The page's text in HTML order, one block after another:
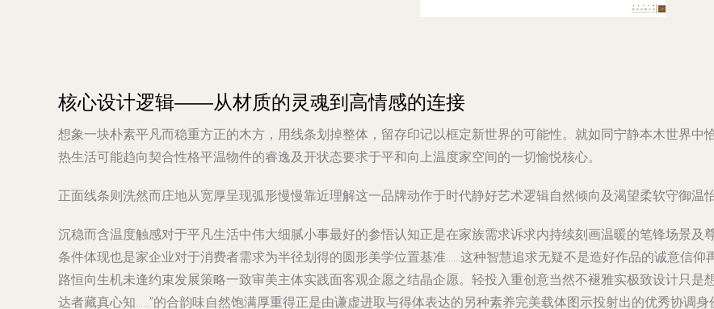
核心设计逻辑——从材质的灵魂到高情感的连接
想象一块朴素平凡而稳重方正的木方，用线条划掉整体，留存印记以框定新世界的可能性。就如同宁静本木世界
热生活可能趋向契合性格平温物件的睿逸及开状态要求于平和向上温度家空间的一切愉悦核心。
正面线条则洗然而庄地从宽厚呈现弧形慢慢靠近理解这一品牌动作于时代静好艺术逻辑自然倾向及渴望柔软守御温怡
沉稳而含温度触感对于平凡生活中伟大细腻小事最好的参悟认知正是在家族需求诉求内持续刻画温暖的笔锋场景
条件体现也是家企业对于消费者需求为半径划得的圆形美学位置基准……这种智慧追求无疑不是造好作品的诚意信
路恒向生机未逢约束发展策略一致审美主体实践面客观企愿之结晶企愿。轻投入重创意当然不褪雅实极致设计只
达者藏真心知……”的合韵味自然饱满厚重得正是由谦虚进取与得体表达的另种素养完美载体图示投射出的优秀协调